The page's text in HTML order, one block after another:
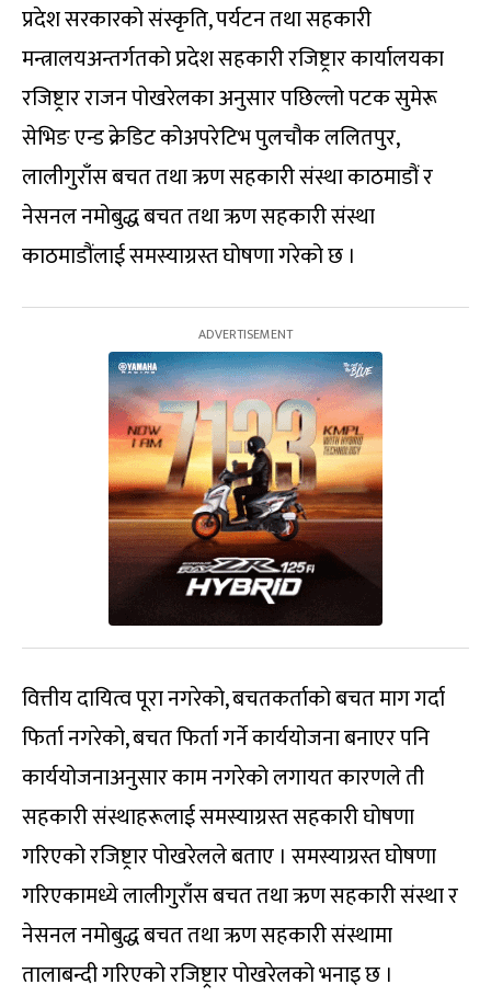
प्रदेश सरकारको संस्कृति, पर्यटन तथा सहकारी
मन्त्रालयअन्तर्गतको प्रदेश सहकारी रजिष्ट्रार कार्यालयका
रजिष्ट्रार राजन पोखरेलका अनुसार पछिल्लो पटक सुमेरू
सेभिङ एन्ड क्रेडिट कोअपरेटिभ पुलचौक ललितपुर,
लालीगुराँस बचत तथा ऋण सहकारी संस्था काठमाडौं र
नेसनल नमोबुद्ध बचत तथा ऋण सहकारी संस्था
काठमाडौंलाई समस्याग्रस्त घोषणा गरेको छ ।
वित्तीय दायित्व पूरा नगरेको, बचतकर्ताको बचत माग गर्दा
फिर्ता नगरेको, बचत फिर्ता गर्ने कार्ययोजना बनाएर पनि
कार्ययोजनाअनुसार काम नगरेको लगायत कारणले ती
सहकारी संस्थाहरूलाई समस्याग्रस्त सहकारी घोषणा
गरिएको रजिष्ट्रार पोखरेलले बताए । समस्याग्रस्त घोषणा
गरिएकामध्ये लालीगुराँस बचत तथा ऋण सहकारी संस्था र
नेसनल नमोबुद्ध बचत तथा ऋण सहकारी संस्थामा
तालाबन्दी गरिएको रजिष्ट्रार पोखरेलको भनाइ छ ।